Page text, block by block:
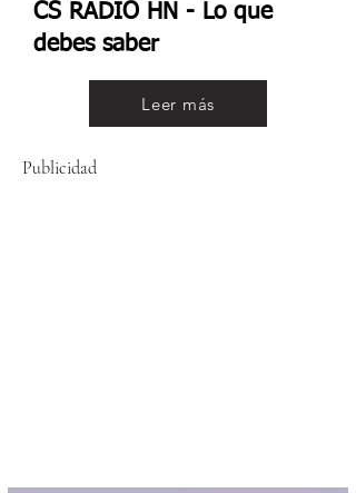
CS RADIO HN - Lo que
debes saber
Leer más
Publicidad